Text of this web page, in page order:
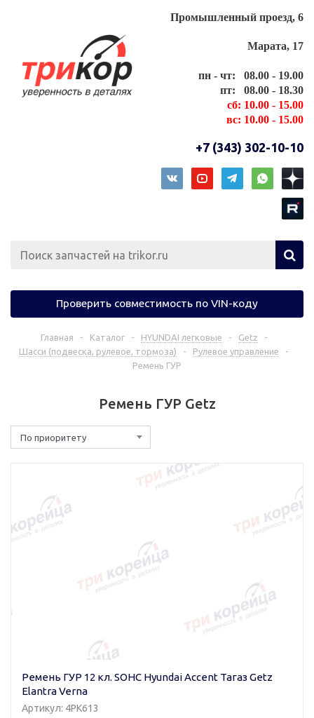
Промышленный проезд, 6
Марата, 17
пн - чт: 08.00 - 19.00
пт: 08.00 - 18.30
сб: 10.00 - 15.00
вс: 10.00 - 15.00
+7 (343) 302-10-10
Проверить совместимость по VIN-коду
Главная - Каталог - HYUNDAI легковые - Getz
-
Шасси (подвеска, рулевое, тормоза)
- Рулевое управление
-
Ремень ГУР
Ремень ГУР Getz
По приоритету
Ремень ГУР 12 кл. SOHC Hyundai Accent Тагаз Getz
Elantra Verna
Артикул: 4PK613